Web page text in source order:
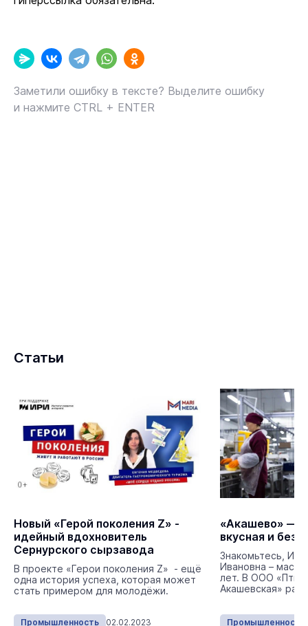
Заметили ошибку в тексте? Выделите ошибку
и нажмите CTRL + ENTER
Статьи
Новый «Герой поколения Z» -
идейный вдохновитель
Сернурского сырзавода
В проекте «Герои поколения Z» - ещё
одна история успеха, которая может
стать примером для молодёжи.
Промышленность 02.02.2023
«Акашево» —
вкусная и
Знакомьтесь,
Ивановна –
лет. В ООО
Акашевская»
Промышленность